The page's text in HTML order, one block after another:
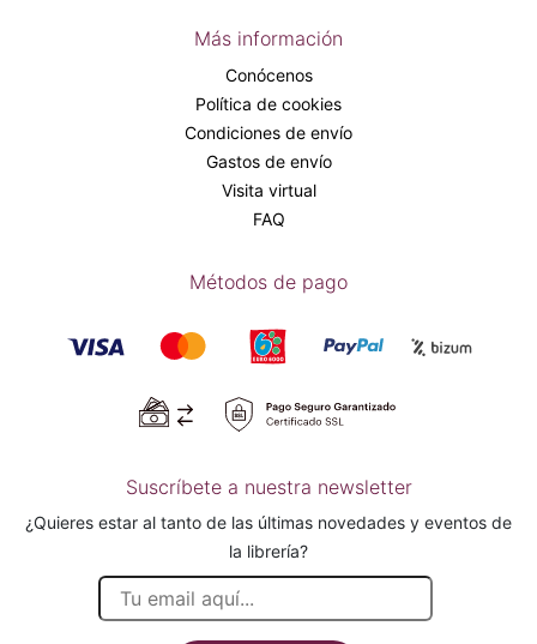
Más información
Conócenos
Política de cookies
Condiciones de envío
Gastos de envío
Visita virtual
FAQ
Métodos de pago
Suscríbete a nuestra newsletter
¿Quieres estar al tanto de las últimas novedades y eventos de
la librería?